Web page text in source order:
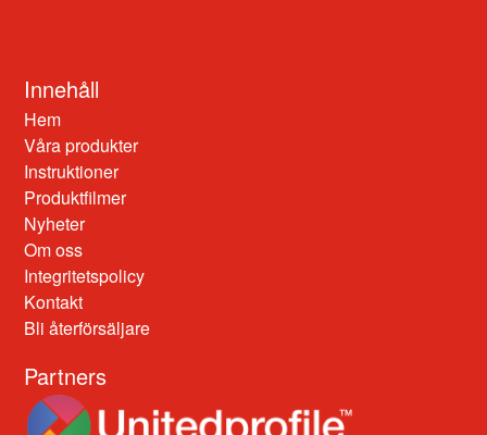
Innehåll
Hem
Våra produkter
Instruktioner
Produktfilmer
Nyheter
Om oss
Integritetspolicy
Kontakt
Bli återförsäljare
Partners